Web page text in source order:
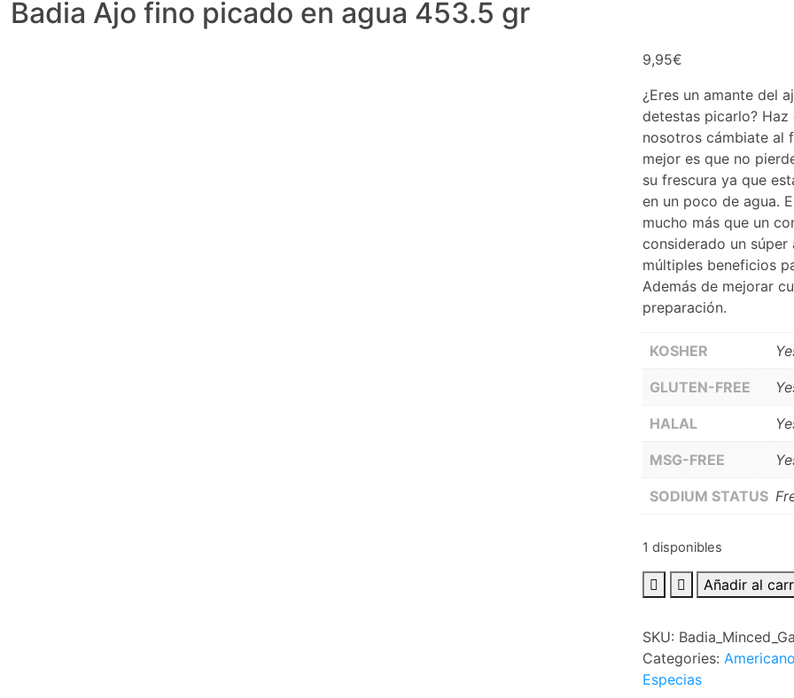
Badia Ajo fino picado en agua 453.5 gr
9,95€
¿Eres un amante del
detestas picarlo? Haz
nosotros cámbiate al
mejor es que no
su frescura ya que
en un poco de agua.
mucho más que un
considerado un súper
múltiples beneficios
Además de mejorar
preparación.
KOSHER
GLUTEN-FREE
HALAL
MSG-FREE
SODIUM STATUS
1 disponibles
Badia
Ajo
picado
en
agua
Añadir al
SKU:
Categories:Americano
Especias